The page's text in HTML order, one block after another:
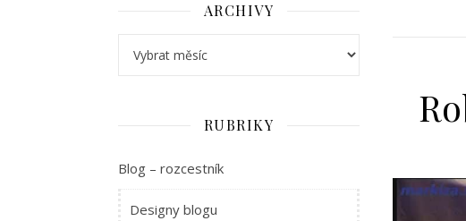
ARCHIVY
RUBRIKY
Blog – rozcestník
Designy blogu